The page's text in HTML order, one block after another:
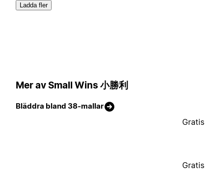
Ladda fler
Mer av Small Wins 小勝利
Bläddra bland 38-mallar
Gratis
Gratis